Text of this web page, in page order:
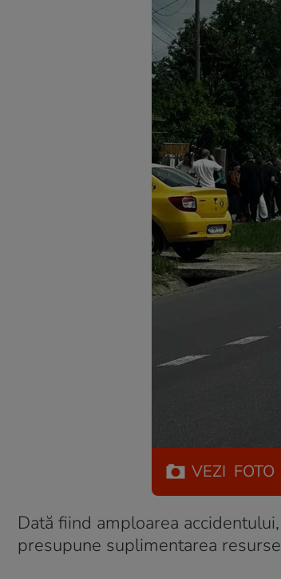
VEZI FOTO
Dată fiind amploarea
presupune suplimentarea